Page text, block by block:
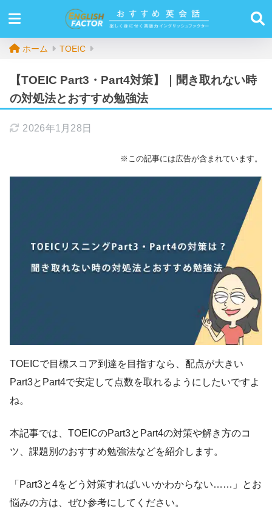
ホーム TOEIC
【TOEIC Part3・Part4対策】｜聞き取れない時
の対処法とおすすめ勉強法
2026年1月28日
※この記事には広告が含まれています。
TOEICで目標スコア到達を目指すなら、配点が大きい
Part3とPart4で安定して点数を取れるようにしたいですよ
ね。
本記事では、TOEICのPart3とPart4の対策や解き方のコ
ツ、課題別のおすすめ勉強法などを紹介します。
「Part3と4をどう対策すればいいかわからない……」とお
悩みの方は、ぜひ参考にしてください。